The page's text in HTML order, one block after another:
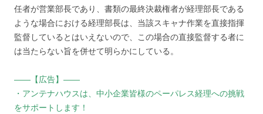
任者が営業部長であり、書類の最終決裁権者が経理部長である
ような場合における経理部長は、当該スキャナ作業を直接指揮
監督しているとはいえないので、この場合の直接監督する者に
は当たらない旨を併せて明らかにしている。
――【広告】――
・アンテナハウスは、中小企業皆様のペーパレス経理への挑戦
をサポートします！